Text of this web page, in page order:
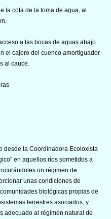
la cota de la toma de agua, al
a las bocas de aguas abajo
el cajero del cuenco amortiguador
al cauce.
desde la Coordinadora Ecoloxista
en aquellos ríos sometidos a
un régimen de
unas condiciones de
biológicas propias de
terrestres asociados, y
adecuado al régimen natural de